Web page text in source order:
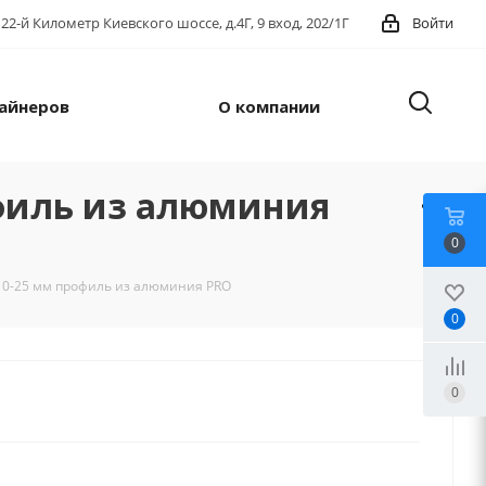
Войти
й Километр Киевского шоссе, д.4Г, 9 вход, 202/1Г
О компании
из алюминия
25 мм профиль из алюминия PRO
0
0
0